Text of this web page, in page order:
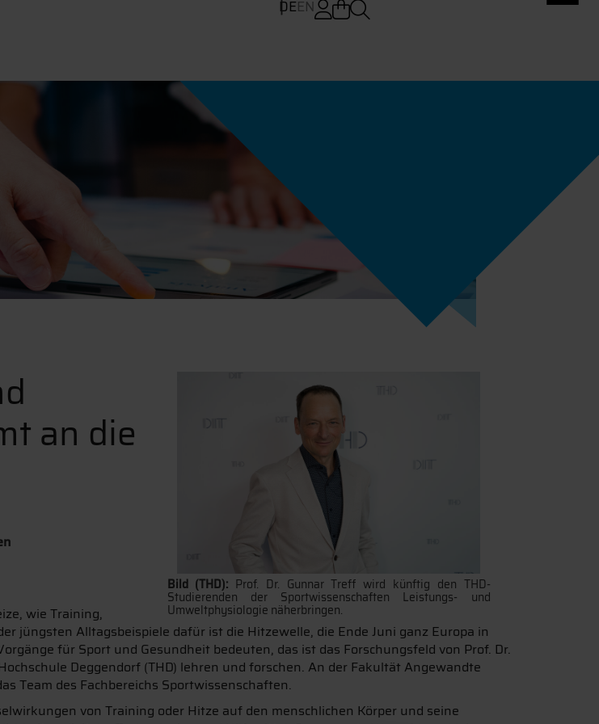
DEEN
Bild (THD): Prof. Dr. Gunnar Treff wird künftig den THD-
Studierenden der Sportwissenschaften Leistungs- und
Umweltphysiologie näherbringen.
an die
wie Training,
jüngsten Alltagsbeispiele dafür ist die Hitzewelle, die Ende Juni ganz Europa in
für Sport und Gesundheit bedeuten, das ist das Forschungsfeld von Prof. Dr.
Deggendorf (THD) lehren und forschen. An der Fakultät Angewandte
Team des Fachbereichs Sportwissenschaften.
von Training oder Hitze auf den menschlichen Körper und seine